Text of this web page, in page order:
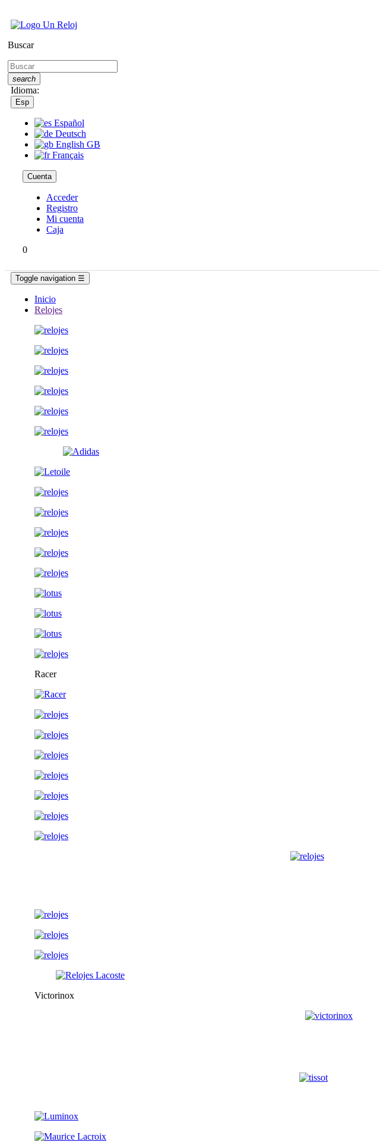
Buscar
search
Idioma:
Esp
Español
Deutsch
English GB
Français
Cuenta
Acceder
Registro
Mi cuenta
Caja
0
Toggle navigation ☰
Inicio
Relojes
Racer
Victorinox